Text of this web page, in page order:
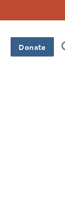
Donate